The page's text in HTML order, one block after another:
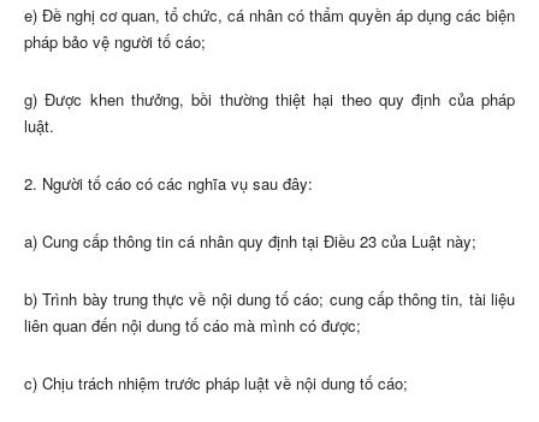
e) Đề nghị cơ quan, tổ chức, cá nhân có thẩm quyền áp dụng các biện
pháp bảo vệ người tố cáo;
g) Được khen thưởng, bồi thường thiệt hại theo quy định của pháp
luật.
2. Người tố cáo có các nghĩa vụ sau đây:
a) Cung cấp thông tin cá nhân quy định tại Điều 23 của Luật này;
b) Trình bày trung thực về nội dung tố cáo; cung cấp thông tin, tài liệu
liên quan đến nội dung tố cáo mà mình có được;
c) Chịu trách nhiệm trước pháp luật về nội dung tố cáo;